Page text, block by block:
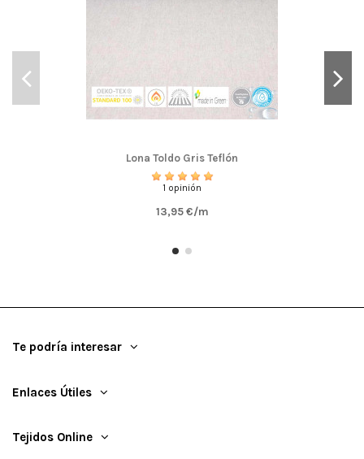
Lona Toldo Gris Teflón
1 opinión
13,95 €/m
Te podría interesar
Enlaces Útiles
Tejidos Online